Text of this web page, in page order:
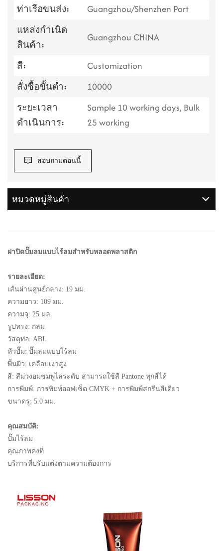
ท่าเรือขนส่ง:
Guangzhou/Shenzhen Port
แหล่งกำเนิด
สินค้า:
Guangzhou CHINA
สี:
Customization
สั่งซื้อขั้นต่ำ:
10000
ระยะเวลา
ดำเนินการ:
Sample 10 working days, Bulk
25 working
สอบถามตอนนี้
หมวดหมู่สินค้า
ฝาปิดปั๊มลมแบบไร้ลมสำหรับหลอดพลาสติก
รายละเอียด:
เส้นผ่านศูนย์กลาง: 19 มม.
ความยาว: 109 มม.
ความจุ: 25 มล.
รูปทรง: กลม
วัสดุท่อ: ABL
หัวปั๊ม: ปั๊มลมแบบไร้ลม
พื้นผิว: เคลือบเงาสูง
สี: สีม่วงอมชมพูไล่ระดับ สามารถใช้สี Pantone ทุกสีได้
การพิมพ์: การพิมพ์ออฟเซ็ต CMYK + การพิมพ์สกรีนสีเดียว
ขนาดรู: 5.0 มม.
คุณสมบัติ:
ปั๊มไร้ลม
คุณภาพคงที่
บริการที่ปรับแต่งตามความต้องการ